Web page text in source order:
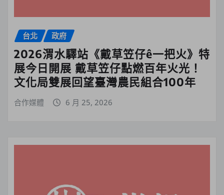
台北 政府
2026渭水驛站《戴草笠仔ê一把火》特
展今日開展 戴草笠仔點燃百年火光！
文化局雙展回望臺灣農民組合100年
合作媒體 6 月 25, 2026